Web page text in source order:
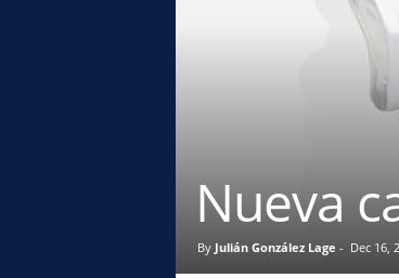
Nueva
By Julián González Lage - Dec 16,